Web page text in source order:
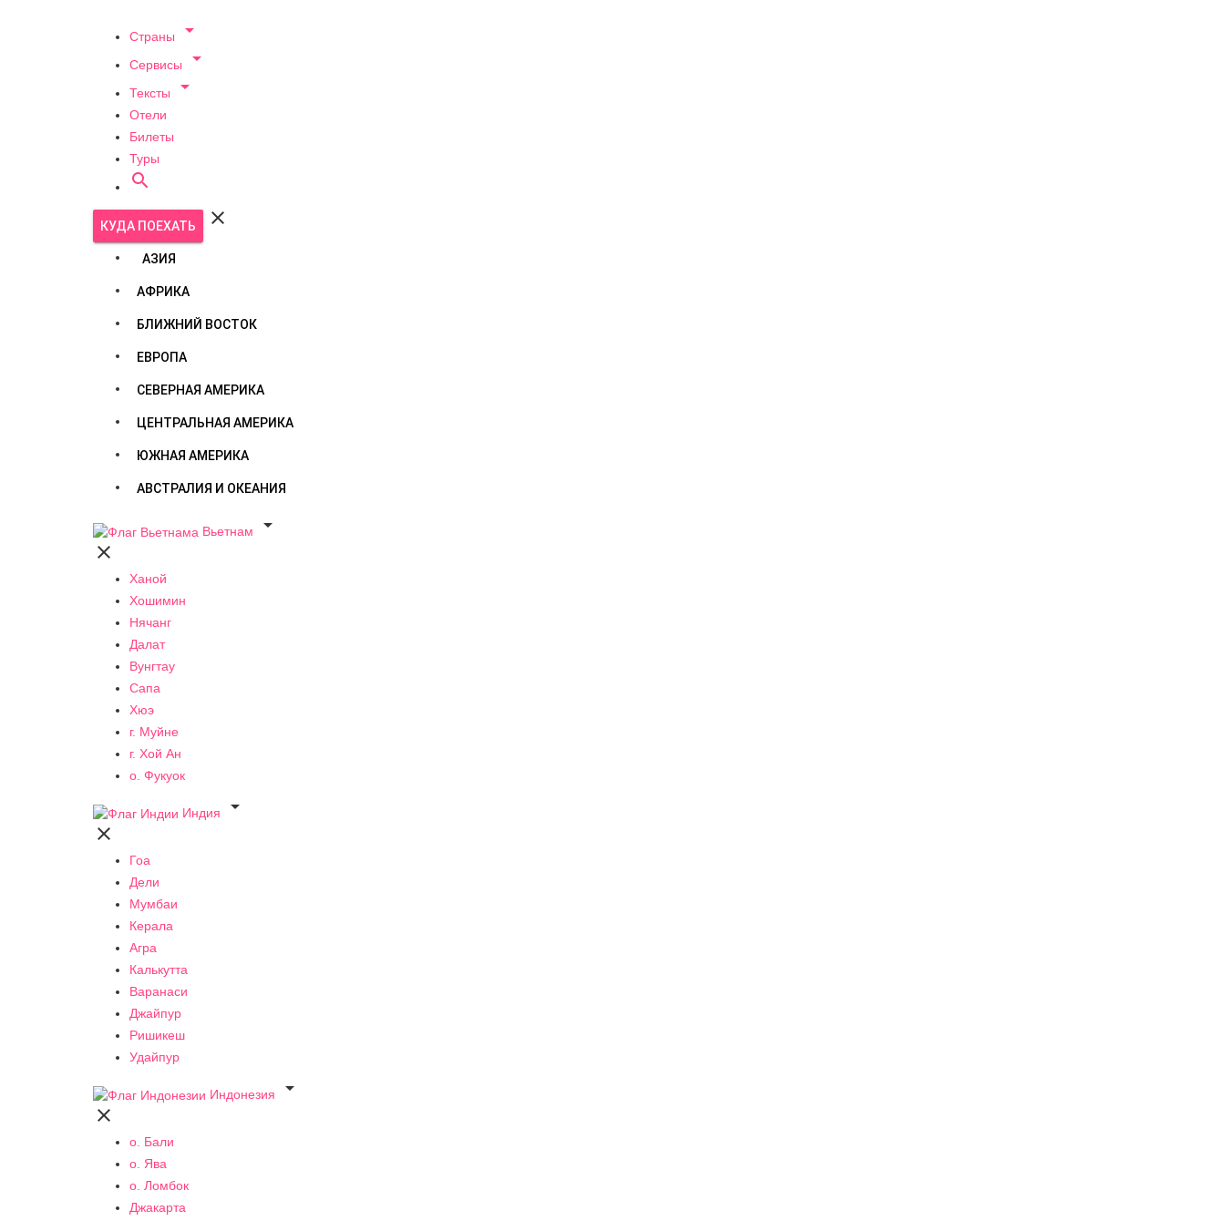
Страны 
Сервисы 
Тексты 
Отели
Билеты
Туры

КУДА ПОЕХАТЬ 
АЗИЯ
АФРИКА
БЛИЖНИЙ ВОСТОК
ЕВРОПА
СЕВЕРНАЯ АМЕРИКА
ЦЕНТРАЛЬНАЯ АМЕРИКА
ЮЖНАЯ АМЕРИКА
АВСТРАЛИЯ И ОКЕАНИЯ
Вьетнам


Ханой
Хошимин
Нячанг
Далат
Вунгтау
Сапа
Хюэ
г. Муйне
г. Хой Ан
о. Фукуок
Индия


Гоа
Дели
Мумбаи
Керала
Агра
Калькутта
Варанаси
Джайпур
Ришикеш
Удайпур
Индонезия


о. Бали
о. Ява
о. Ломбок
Джакарта